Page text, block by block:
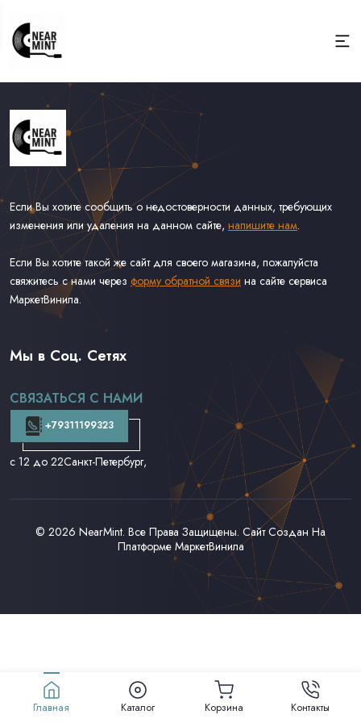
Если Вы хотите сообщить о недостоверности данных, требующих
изменения или удаления на данном сайте, напишите нам.
Если Вы хотите такой же сайт для своего магазина, пожалуйста
свяжитесь с нами через форму обратной связи на сайте сервиса
МаркетВинила.
Виниловые Пластинки
Доставка и Оплата
Контакты
Мы в Соц. Сетях
СВЯЗАТЬСЯ С НАМИ
+79311199323
с 12 до 22Санкт-Петербург,
© 2026 NearMint. Все Права Защищены. Сайт Создан На
Платформе МаркетВинила
Главная Каталог Корзина Контакты